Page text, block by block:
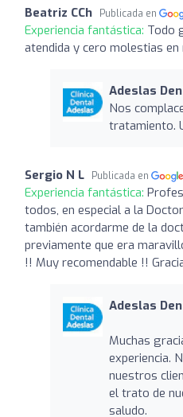
Beatriz CCh Publicada en
Experiencia fantástica: Todo
atendida y cero molestias en
Adeslas
Nos
tratamiento.
Sergio N L Publicada en
Experiencia fantástica:
todos, en especial a la
también acordarme de la
previamente que era
!! Muy recomendable !!
Adeslas
Muchas
experiencia.
nuestros
el trato de
saludo.